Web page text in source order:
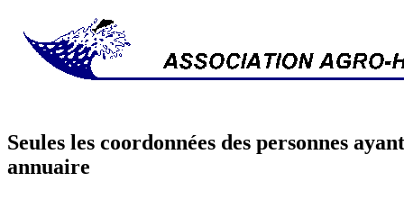
Seules les coordonnées des personnes
annuaire